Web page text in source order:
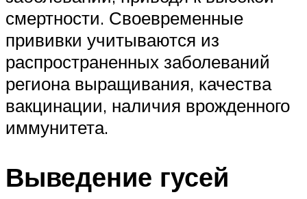
смертности. Своевременные
прививки учитываются из
распространенных заболеваний
региона выращивания, качества
вакцинации, наличия врожденного
иммунитета.
Выведение гусей